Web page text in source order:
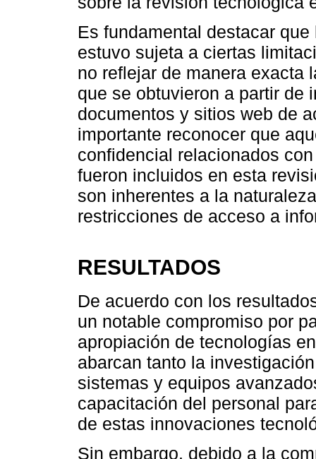
Es fundamental destacar
estuvo sujeta a ciertas
no reflejar de manera exacta
que se obtuvieron a partir de
documentos y sitios web de
importante reconocer que
confidencial relacionados
fueron incluidos en esta
son inherentes a la
restricciones de acceso a
RESULTADOS
De acuerdo con los
un notable compromiso por
apropiación de tecnologías
abarcan tanto la
sistemas y equipos
capacitación del personal
de estas innovaciones
Sin embargo, debido a la